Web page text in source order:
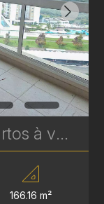
Apartamento com 4 quartos à venda no Reserva Ecoville, em Curitiba - 166 m² | Ref 463
166.16 m²